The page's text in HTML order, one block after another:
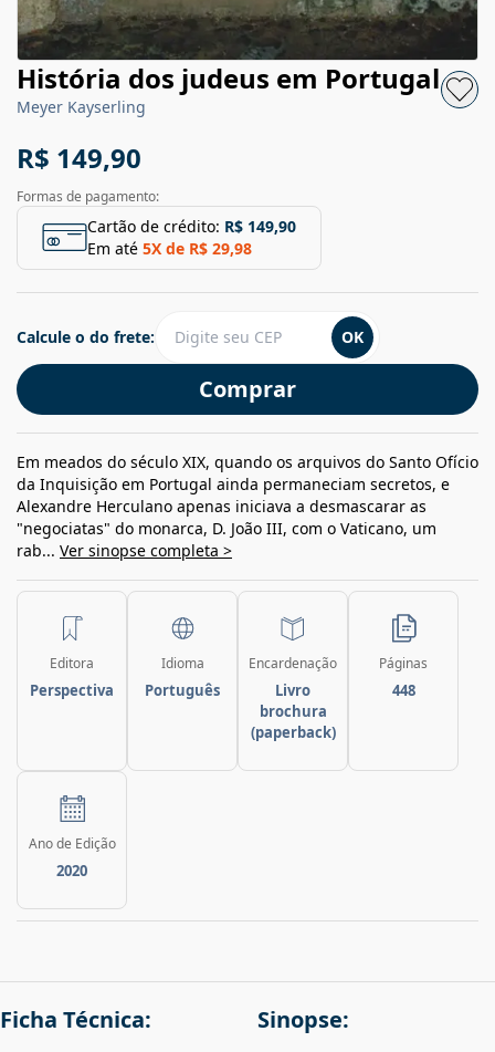
História dos judeus em Portugal
Meyer Kayserling
R$ 149,90
Formas de pagamento:
Cartão de crédito: R$ 149,90
Em até 5X de R$ 29,98
Comprar
Calcule o do frete: OK
Em meados do século XIX, quando os arquivos do Santo Ofício
da Inquisição em Portugal ainda permaneciam secretos, e
Alexandre Herculano apenas iniciava a desmascarar as
"negociatas" do monarca, D. João III, com o Vaticano, um
rab... Ver sinopse completa >
Editora
Perspectiva
Idioma
Português
Encardenação
Livro
brochura
(paperback)
Páginas
448
Ano de Edição
2020
Ficha Técnica: Sinopse: